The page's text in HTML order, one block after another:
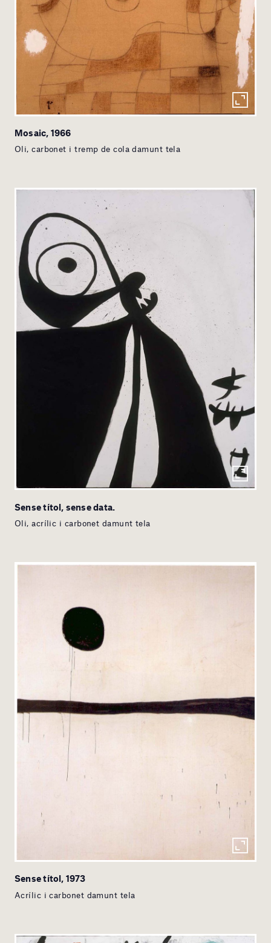
Mosaic, 1966
Oli, carbonet i tremp de cola damunt tela
Sense títol, sense data.
Oli, acrílic i carbonet damunt tela
Sense títol, 1973
Acrílic i carbonet damunt tela